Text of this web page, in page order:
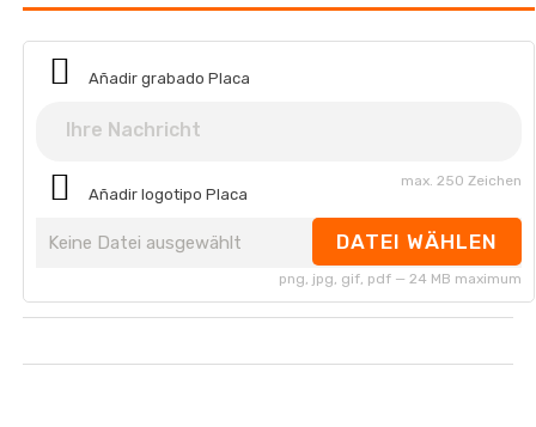
Añadir grabado Placa
max. 250 Zeichen
Añadir logotipo Placa
Keine Datei ausgewählt DATEI WÄHLEN
png, jpg, gif, pdf — 24 MB maximum